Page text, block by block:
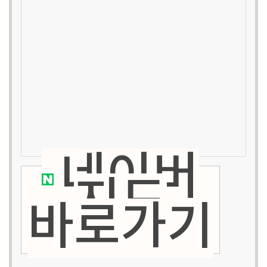
네이버
지도
바로가기